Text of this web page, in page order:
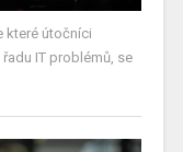
které útočníci
IT problémů, se